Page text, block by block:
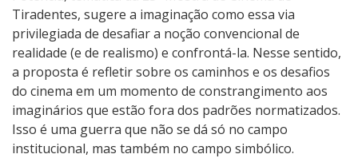
Tiradentes, sugere a imaginação como essa via
privilegiada de desafiar a noção convencional de
realidade (e de realismo) e confrontá-la. Nesse sentido,
a proposta é refletir sobre os caminhos e os desafios
do cinema em um momento de constrangimento aos
imaginários que estão fora dos padrões normatizados.
Isso é uma guerra que não se dá só no campo
institucional, mas também no campo simbólico.